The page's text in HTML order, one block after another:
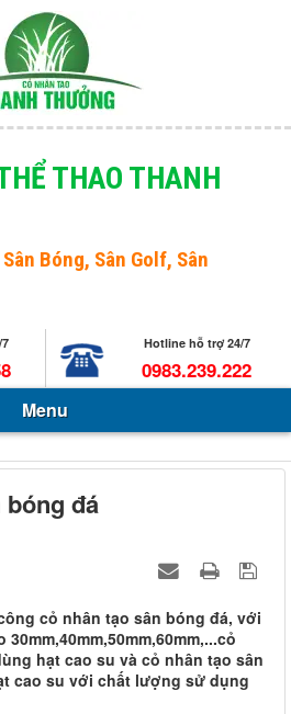
Menu
THAO THANH
Bóng, Sân Golf, Sân
Hotline hỗ trợ 24/7
0983.239.222
Menu
đá
cỏ nhân tạo sân bóng đá, với
hạt cao su và cỏ nhân tạo sân
cao su với chất lượng sử dụng